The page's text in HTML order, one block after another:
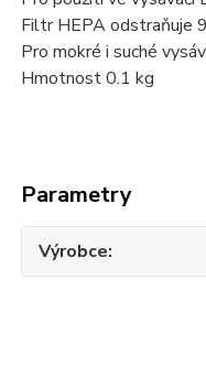
Filtr HEPA odstraňuje
Pro mokré i suché
Hmotnost 0.1 kg
Parametry
Výrobce